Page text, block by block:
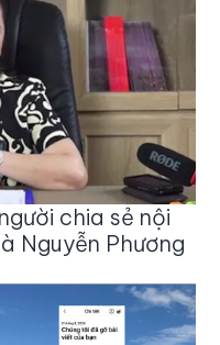
chia sẻ nội
Nguyễn Phương